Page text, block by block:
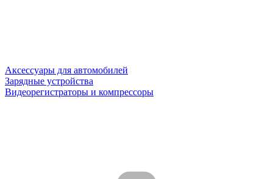
Аксессуары для автомобилей
Зарядные устройства
Видеорегистраторы и компрессоры